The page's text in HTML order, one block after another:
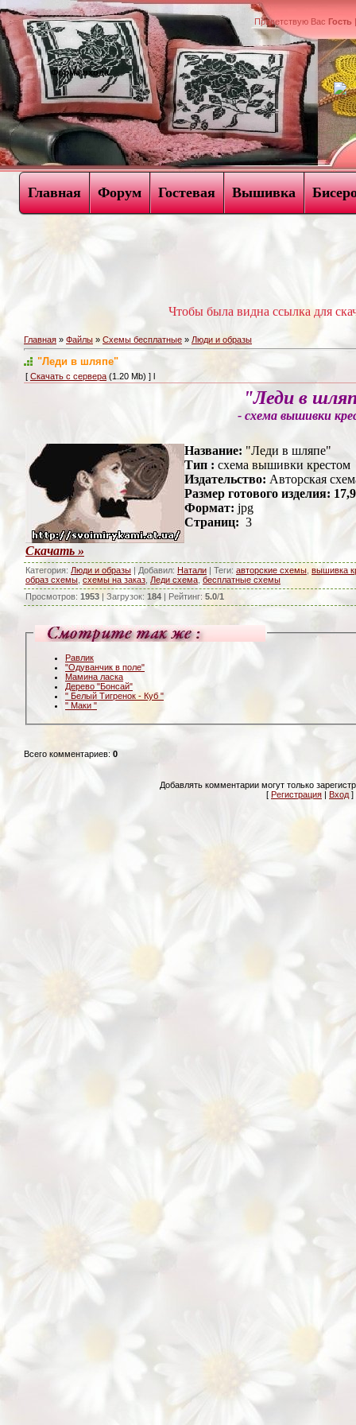
Форма входа
Приветствую Вас Гость
Главная Форум Гостевая Вышивка
Чтобы была видна ссылка для
Главная » Файлы » Схемы бесплатные » Люди и образы
"Леди в шляпе"
[ Скачать с сервера (1.20 Mb) ] l
"Леди в
- схема вышивки
Название: "Леди в шляпе"
Тип : схема вышивки крестом
Издательство: Авторская
Размер готового изделия:
Формат: jpg
Страниц: 3
Скачать »
Категория: Люди и образы | Добавил: Натали | Теги: авторские схемы вышивка
образ схемы схемы на заказ Леди схема бесплатные схемы
Просмотров: 1953 | Загрузок: 184 | Рейтинг: 5.0/1
Равлик
"Одуванчик в поле"
Мамина ласка
Дерево "Бонсай"
" Белый Тигренок - Куб "
" Маки "
Всего комментариев: 0
Добавлять комментарии могут только
[ Регистрация Вход ]